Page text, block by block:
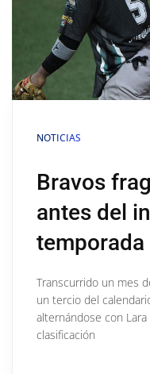
NOTICIAS
Bravos
antes del
temporada
Transcurrido un mes
un tercio del
alternándose con
clasificación